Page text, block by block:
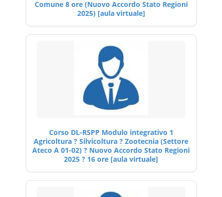
Comune 8 ore (Nuovo Accordo Stato Regioni
2025) [aula virtuale]
Corso DL-RSPP Modulo integrativo 1
Agricoltura ? Silvicoltura ? Zootecnia (Settore
Ateco A 01-02) ? Nuovo Accordo Stato Regioni
2025 ? 16 ore [aula virtuale]